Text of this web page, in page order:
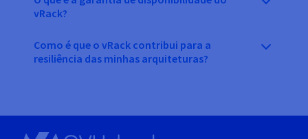
vRack?
Como é que o vRack contribui para a
resiliência das minhas arquiteturas?